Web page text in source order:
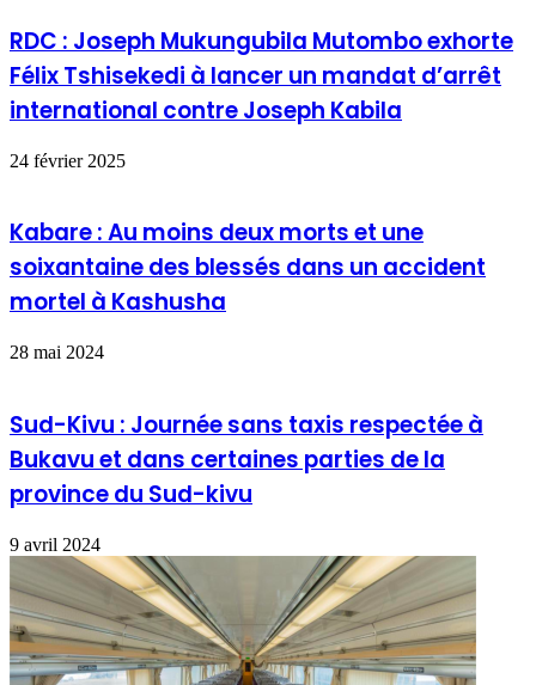
RDC : Joseph Mukungubila Mutombo exhorte
Félix Tshisekedi à lancer un mandat d’arrêt
international contre Joseph Kabila
24 février 2025
Kabare : Au moins deux morts et une
soixantaine des blessés dans un accident
mortel à Kashusha
28 mai 2024
Sud-Kivu : Journée sans taxis respectée à
Bukavu et dans certaines parties de la
province du Sud-kivu
9 avril 2024